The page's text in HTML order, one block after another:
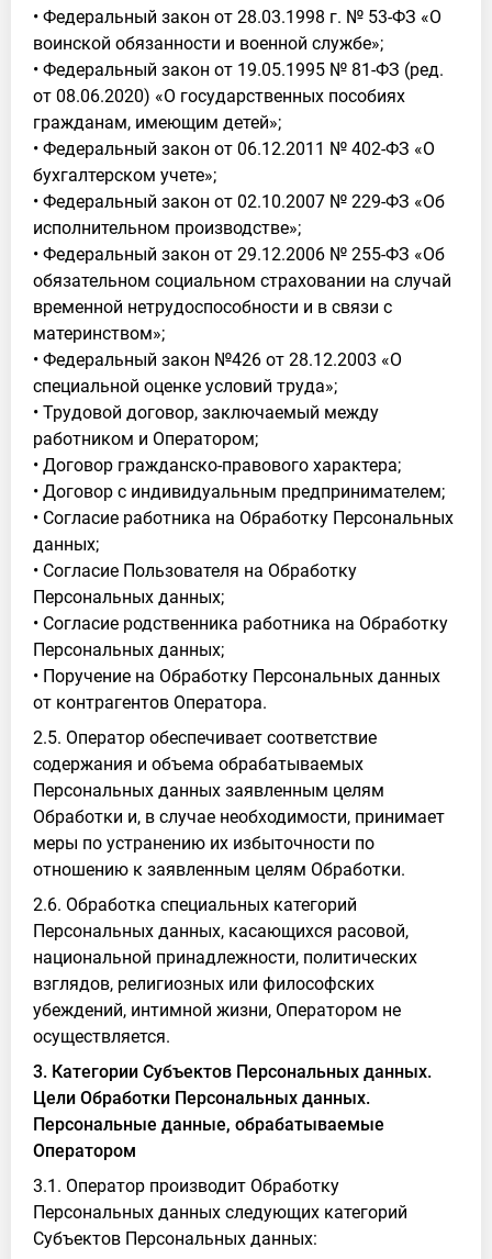
• Федеральный закон от 28.03.1998 г. № 53-ФЗ «О
воинской обязанности и военной службе»;
• Федеральный закон от 19.05.1995 № 81-ФЗ (ред.
от 08.06.2020) «О государственных пособиях
гражданам, имеющим детей»;
• Федеральный закон от 06.12.2011 № 402-ФЗ «О
бухгалтерском учете»;
• Федеральный закон от 02.10.2007 № 229-ФЗ «Об
исполнительном производстве»;
• Федеральный закон от 29.12.2006 № 255-ФЗ «Об
обязательном социальном страховании на случай
временной нетрудоспособности и в связи с
материнством»;
• Федеральный закон №426 от 28.12.2003 «О
специальной оценке условий труда»;
• Трудовой договор, заключаемый между
работником и Оператором;
• Договор гражданско-правового характера;
• Договор с индивидуальным предпринимателем;
• Согласие работника на Обработку Персональных
данных;
• Согласие Пользователя на Обработку
Персональных данных;
• Согласие родственника работника на Обработку
Персональных данных;
• Поручение на Обработку Персональных данных
от контрагентов Оператора.
2.5. Оператор обеспечивает соответствие
содержания и объема обрабатываемых
Персональных данных заявленным целям
Обработки и, в случае необходимости, принимает
меры по устранению их избыточности по
отношению к заявленным целям Обработки.
2.6. Обработка специальных категорий
Персональных данных, касающихся расовой,
национальной принадлежности, политических
взглядов, религиозных или философских
убеждений, интимной жизни, Оператором не
осуществляется.
3. Категории Субъектов Персональных данных.
Цели Обработки Персональных данных.
Персональные данные, обрабатываемые
Оператором
3.1. Оператор производит Обработку
Персональных данных следующих категорий
Субъектов Персональных данных: